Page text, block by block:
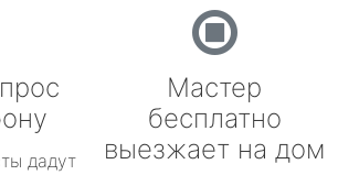
дадут
Мастер
бесплатно
выезжает на дом